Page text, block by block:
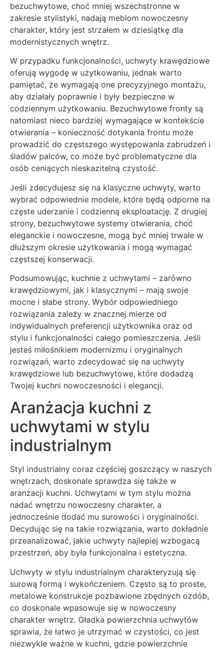
bezuchwytowe, choć mniej wszechstronne w
zakresie stylistyki, nadają meblom nowoczesny
charakter, który jest strzałem w dziesiątkę dla
modernistycznych wnętrz.
W przypadku funkcjonalności, uchwyty krawędziowe
oferują wygodę w użytkowaniu, jednak warto
pamiętać, że wymagają one precyzyjnego montażu,
aby działały poprawnie i były bezpieczne w
codziennym użytkowaniu. Bezuchwytowe fronty są
natomiast nieco bardziej wymagające w kontekście
otwierania – konieczność dotykania frontu może
prowadzić do częstszego występowania zabrudzeń i
śladów palców, co może być problematyczne dla
osób ceniących nieskazitelną czystość.
Jeśli zdecydujesz się na klasyczne uchwyty, warto
wybrać odpowiednie modele, które będą odporne na
częste uderzanie i codzienną eksploatację. Z drugiej
strony, bezuchwytowe systemy otwierania, choć
eleganckie i nowoczesne, mogą być mniej trwałe w
dłuższym okresie użytkowania i mogą wymagać
częstszej konserwacji.
Podsumowując, kuchnie z uchwytami – zarówno
krawędziowymi, jak i klasycznymi – mają swoje
mocne i słabe strony. Wybór odpowiedniego
rozwiązania zależy w znacznej mierze od
indywidualnych preferencji użytkownika oraz od
stylu i funkcjonalności całego pomieszczenia. Jeśli
jesteś miłośnikiem modernizmu i oryginalnych
rozwiązań, warto zdecydować się na uchwyty
krawędziowe lub bezuchwytowe, które dodadzą
Twojej kuchni nowoczesności i elegancji.
Aranżacja kuchni z
uchwytami w stylu
industrialnym
Styl industrialny coraz częściej goszczący w naszych
wnętrzach, doskonale sprawdza się także w
aranżacji kuchni. Uchwytami w tym stylu można
nadać wnętrzu nowoczesny charakter, a
jednocześnie dodać mu surowości i oryginalności.
Decydując się na takie rozwiązania, warto dokładnie
przeanalizować, jakie uchwyty najlepiej wzbogacą
przestrzeń, aby była funkcjonalna i estetyczna.
Uchwyty w stylu industrialnym charakteryzują się
surową formą i wykończeniem. Często są to proste,
metalowe konstrukcje pozbawione zbędnych ozdób,
co doskonale wpasowuje się w nowoczesny
charakter wnętrz. Gładka powierzchnia uchwytów
sprawia, że łatwo je utrzymać w czystości, co jest
niezwykle ważne w kuchni, gdzie powierzchnie